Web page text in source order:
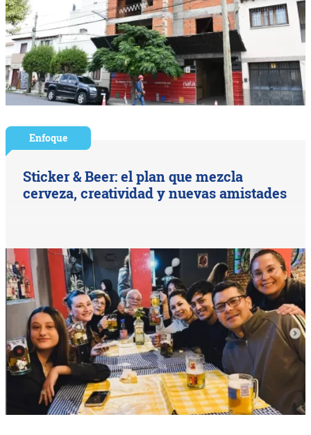
Enfoque
Sticker & Beer: el plan que mezcla
cerveza, creatividad y nuevas amistades